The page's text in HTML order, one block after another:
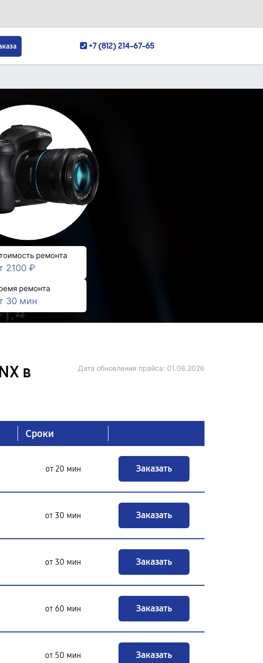
+7 (812) 214-67-65
ремонта
2100 ₽
ремонта
30 мин
в
Дата обновления прайса: 01.08.2026
Сроки
от 20 мин Заказать
от 30 мин Заказать
от 30 мин Заказать
от 60 мин Заказать
от 50 мин Заказать